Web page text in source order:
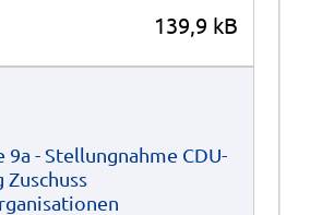
139,9 kB
9a - Stellungnahme CDU-
Zuschuss